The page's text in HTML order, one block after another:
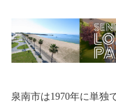
泉南市は1970年に単独